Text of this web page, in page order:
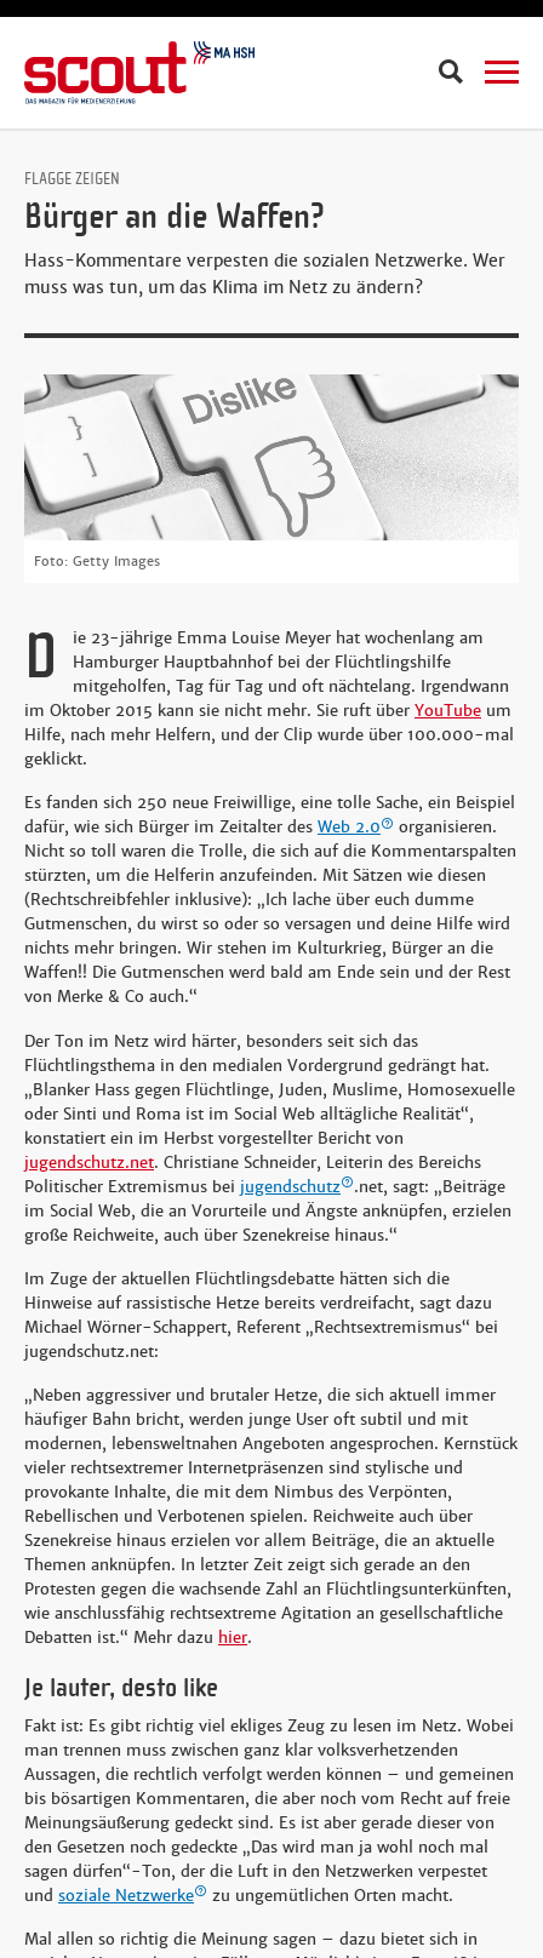
Suche
FLAGGE ZEIGEN
Bürger an die Waffen?
Hass-Kommentare verpesten die sozialen Netzwerke. Wer
muss was tun, um das Klima im Netz zu ändern?
Foto: Getty Images
D
ie 23-jährige Emma Louise Meyer hat wochenlang am
Hamburger Hauptbahnhof bei der Flüchtlingshilfe
mitgeholfen, Tag für Tag und oft nächtelang. Irgendwann
im Oktober 2015 kann sie nicht mehr. Sie ruft über YouTube um
Hilfe, nach mehr Helfern, und der Clip wurde über 100.000-mal
geklickt.
Es fanden sich 250 neue Freiwillige, eine tolle Sache, ein Beispiel
dafür, wie sich Bürger im Zeitalter des Web 2.0
organisieren.
Nicht so toll waren die Trolle, die sich auf die Kommentarspalten
stürzten, um die Helferin anzufeinden. Mit Sätzen wie diesen
(Rechtschreibfehler inklusive): „Ich lache über euch dumme
Gutmenschen, du wirst so oder so versagen und deine Hilfe wird
nichts mehr bringen. Wir stehen im Kulturkrieg, Bürger an die
Waffen!! Die Gutmenschen werd bald am Ende sein und der Rest
von Merke & Co auch.“
Der Ton im Netz wird härter, besonders seit sich das
Flüchtlingsthema in den medialen Vordergrund gedrängt hat.
„Blanker Hass gegen Flüchtlinge, Juden, Muslime, Homosexuelle
oder Sinti und Roma ist im Social Web alltägliche Realität“,
konstatiert ein im Herbst vorgestellter Bericht von
jugendschutz.net. Christiane Schneider, Leiterin des Bereichs
Politischer Extremismus bei jugendschutz
.net, sagt: „Beiträge
im Social Web, die an Vorurteile und Ängste anknüpfen, erzielen
große Reichweite, auch über Szenekreise hinaus.“
Im Zuge der aktuellen Flüchtlingsdebatte hätten sich die
Hinweise auf rassistische Hetze bereits verdreifacht, sagt dazu
Michael Wörner-Schappert, Referent „Rechtsextremismus“ bei
jugendschutz.net:
„Neben aggressiver und brutaler Hetze, die sich aktuell immer
häufiger Bahn bricht, werden junge User oft subtil und mit
modernen, lebensweltnahen Angeboten angesprochen. Kernstück
vieler rechtsextremer Internetpräsenzen sind stylische und
provokante Inhalte, die mit dem Nimbus des Verpönten,
Rebellischen und Verbotenen spielen. Reichweite auch über
Szenekreise hinaus erzielen vor allem Beiträge, die an aktuelle
Themen anknüpfen. In letzter Zeit zeigt sich gerade an den
Protesten gegen die wachsende Zahl an Flüchtlingsunterkünften,
wie anschlussfähig rechtsextreme Agitation an gesellschaftliche
Debatten ist.“ Mehr dazu hier.
Je lauter, desto like
Fakt ist: Es gibt richtig viel ekliges Zeug zu lesen im Netz. Wobei
man trennen muss zwischen ganz klar volksverhetzenden
Aussagen, die rechtlich verfolgt werden können – und gemeinen
bis bösartigen Kommentaren, die aber noch vom Recht auf freie
Meinungsäußerung gedeckt sind. Es ist aber gerade dieser von
den Gesetzen noch gedeckte „Das wird man ja wohl noch mal
sagen dürfen“-Ton, der die Luft in den Netzwerken verpestet
und soziale Netzwerke zu ungemütlichen Orten macht.
Mal allen so richtig die Meinung sagen – dazu bietet sich in